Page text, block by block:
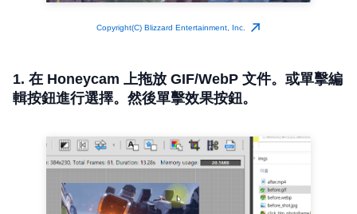
Copyright(C) Blizzard Entertainment, Inc.
1. 在 Honeycam 上拖放 GIF/WebP 文件。或單擊編
輯按鈕進行選擇。然後單擊效果按鈕。